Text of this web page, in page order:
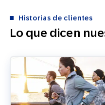
Lo que dicen
Historias de clientes